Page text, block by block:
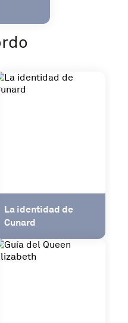
La identidad de
Cunard